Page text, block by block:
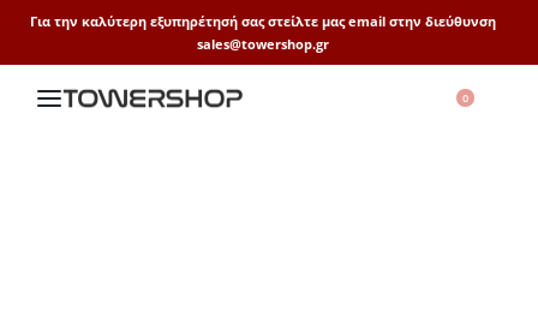
Για την καλύτερη εξυπηρέτησή σας στείλτε μας email στην διεύθυνση
sales@towershop.gr
0